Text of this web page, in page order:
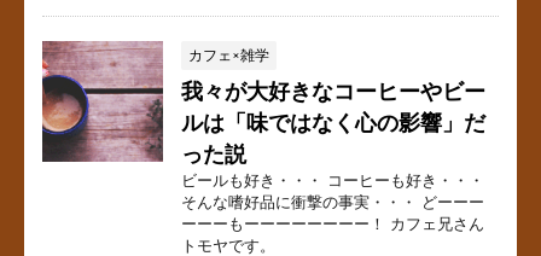
c
e
b
o
o
k
tt
er
st
e
カフェ×雑学
我々が大好きなコーヒーやビー
ルは「味ではなく心の影響」だ
った説
ビールも好き・・・ コーヒーも好き・・・
そんな嗜好品に衝撃の事実・・・ どーーー
ーーーもーーーーーーーー！ カフェ兄さん
トモヤです。